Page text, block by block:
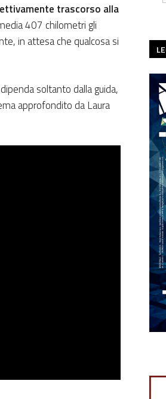
trascorso alla
407 chilometri gli
in attesa che qualcosa si
soltanto dalla guida,
approfondito da Laura